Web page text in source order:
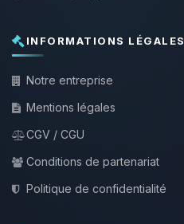
INFORMATIONS LÉGALES
Notre entreprise
Mentions légales
CGV / CGU
Conditions de partenariat
Politique de confidentialité